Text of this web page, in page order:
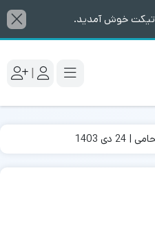
خوش آمدید.
|
دی 1403